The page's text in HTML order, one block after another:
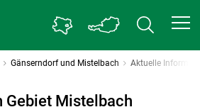
Gänserndorf und Mistelbach Aktuelle
Gebiet Mistelbach